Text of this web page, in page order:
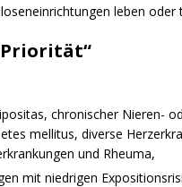
leben oder
chronischer Nieren-
mellitus, diverse
und Rheuma,
mit niedrigen